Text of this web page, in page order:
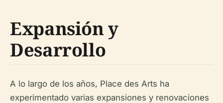
Expansión y
Desarrollo
A lo largo de los años, Place des Arts ha
experimentado varias expansiones y renovaciones